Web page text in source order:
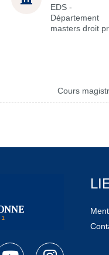
EDS -
Département
masters droit
Cours